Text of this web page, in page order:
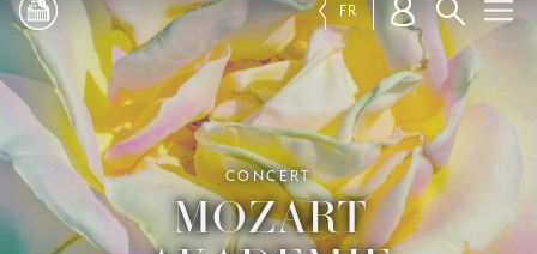
PROGRAMME
MAGAZINE
TICKETS &
FR
CONCERT
MOZART